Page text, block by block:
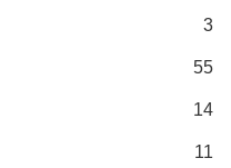
3
55
14
11